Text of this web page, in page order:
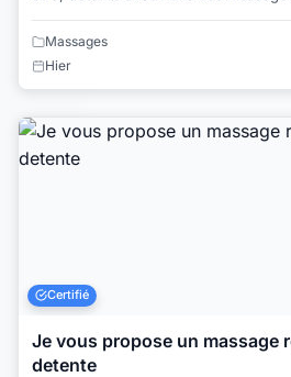
Massages
Hier
Certifié
Je vous propose un massage
detente